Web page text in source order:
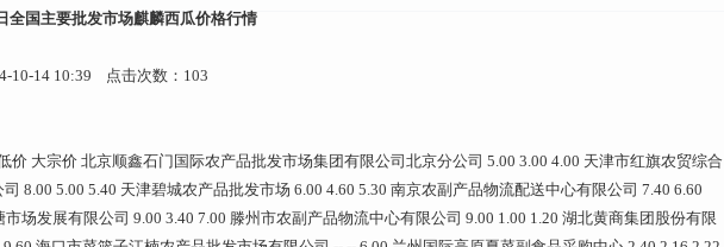
全国主要批发市场麒麟西瓜价格行情
10-14 10:39 点击次数：103
价 大宗价 北京顺鑫石门国际农产品批发市场集团有限公司北京分公司 5.00 3.00 4.00 天津市红旗农贸综合
8.00 5.00 5.40 天津碧城农产品批发市场 6.00 4.60 5.30 南京农副产品物流配送中心有限公司 7.40 6.60
市场发展有限公司 9.00 3.40 7.00 滕州市农副产品物流中心有限公司 9.00 1.00 1.20 湖北黄商集团股份有限